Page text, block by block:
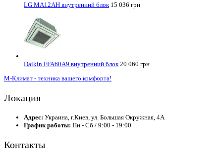
LG MA12AH внутренний блок 15 036 грн
Daikin FFA60A9 внутренний блок 20 060 грн
М-Климат - техника вашего комфорта!
Локация
Адрес: Украина, г.Киев, ул. Большая Окружная, 4А
График работы: Пн - Сб / 9:00 - 19:00
Контакты